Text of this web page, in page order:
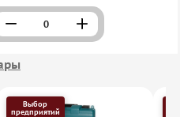
Выбор
предприятий